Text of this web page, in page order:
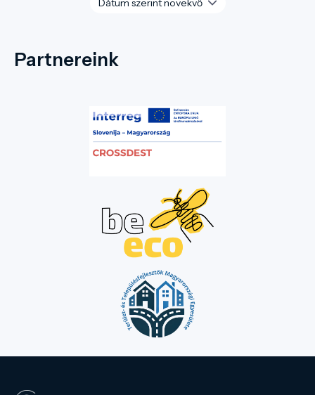
Partnereink